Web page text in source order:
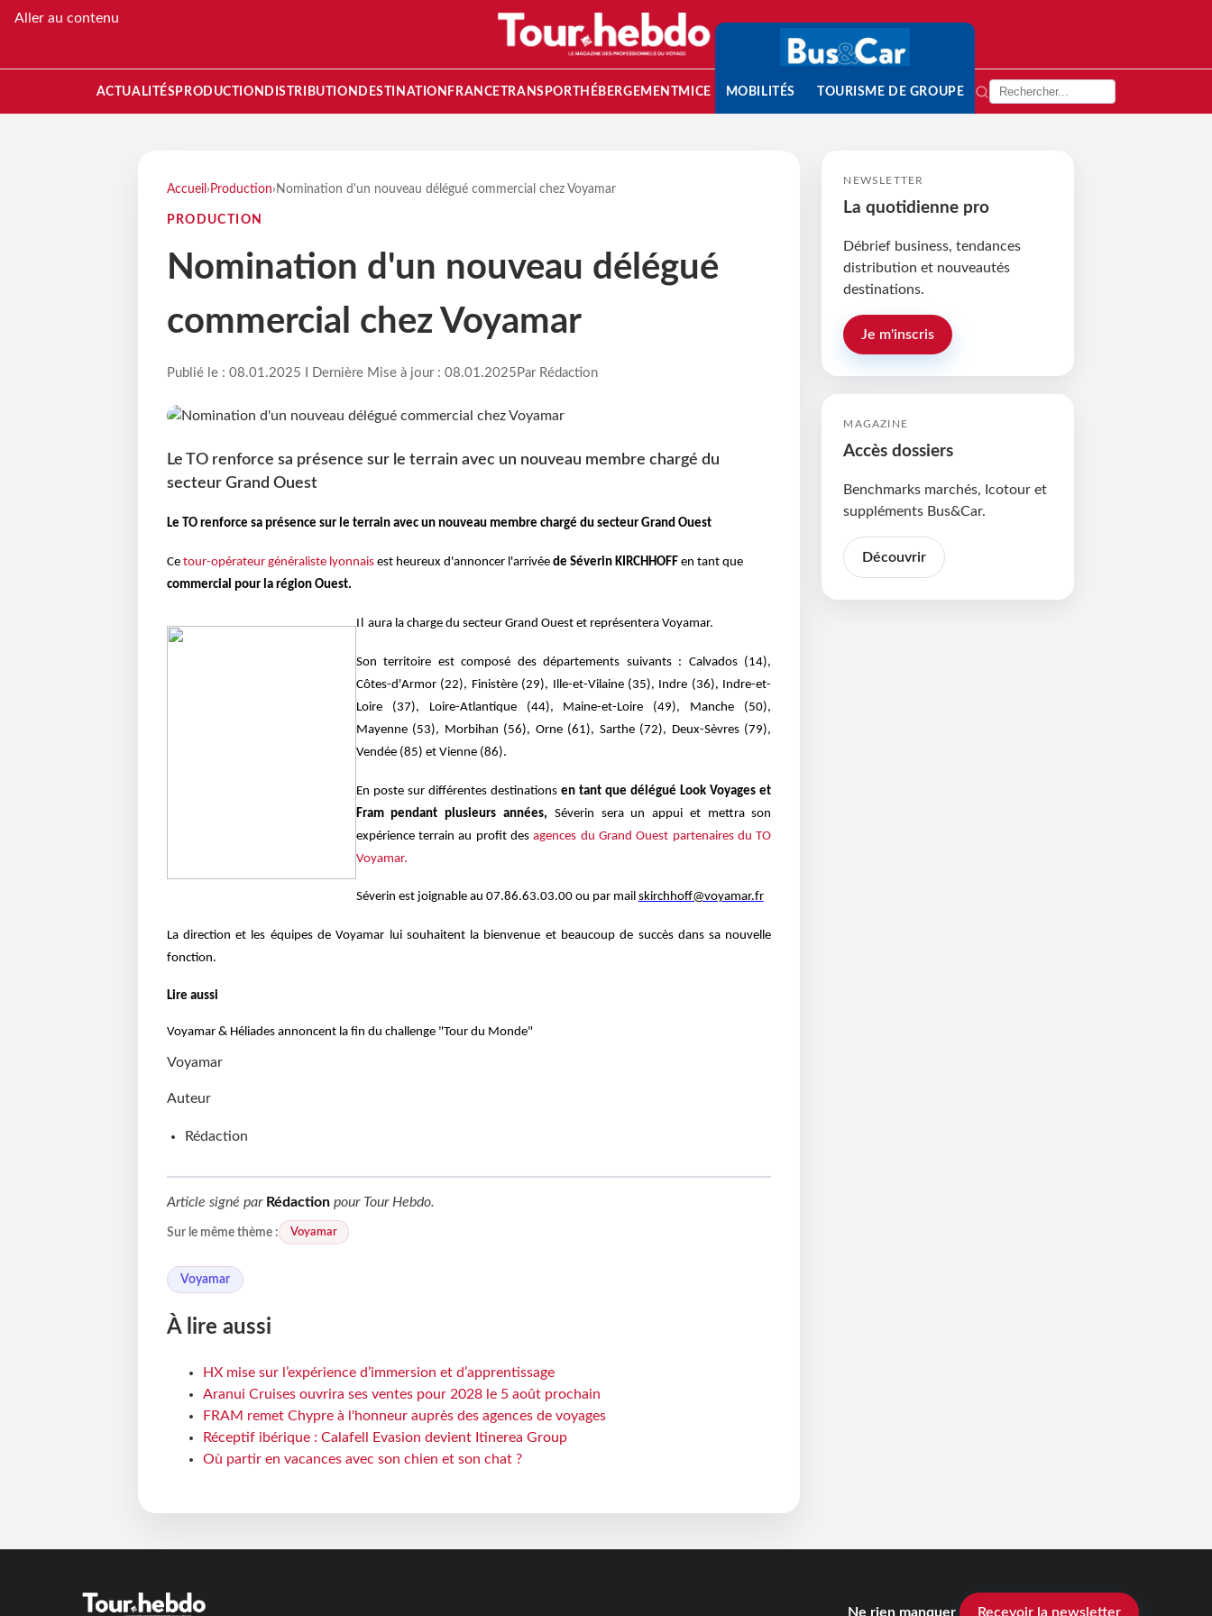
Aller au contenu
ACTUALITÉS PRODUCTION DISTRIBUTION DESTINATION FRANCETRANSPORT HÉBERGEMENTMICE MOBILITÉS TOURISME DE GROUPE
Accueil › Production› Nomination d'un nouveau délégué commercial chez Voyamar
PRODUCTION
Nomination d'un nouveau délégué
commercial chez Voyamar
Publié le : 08.01.2025 I Dernière Mise à jour : 08.01.2025 Par Rédaction
Le TO renforce sa présence sur le terrain avec un nouveau membre chargé du
secteur Grand Ouest
Le TO renforce sa présence sur le terrain avec un nouveau membre chargé du secteur Grand Ouest
Ce tour-opérateur généraliste lyonnaisest heureux d'annoncer l'arrivée de Séverin KIRCHHOFF en tant que
commercial pour la région Ouest.
Il aura la charge du secteur Grand Ouest et représentera Voyamar.
Son territoire est composé des départements suivants : Calvados (14),
Côtes-d'Armor (22), Finistère (29), Ille-et-Vilaine (35), Indre (36), Indre-et-
Loire (37), Loire-Atlantique (44), Maine-et-Loire (49), Manche (50),
Mayenne (53), Morbihan (56), Orne (61), Sarthe (72), Deux-Sèvres (79),
Vendée (85) et Vienne (86).
En poste sur différentes destinations en tant que délégué Look Voyages et
Fram pendant plusieurs années, Séverin sera un appui et mettra son
expérience terrain au profit des agences du Grand Ouest partenaires du TO
Voyamar.
Séverin est joignable au 07.86.63.03.00 ou par mail skirchhoff@voyamar.fr
La direction et les équipes de Voyamar lui souhaitent la bienvenue et beaucoup de succès dans sa nouvelle
fonction.
Lire aussi
Voyamar & Héliades annoncent la fin du challenge "Tour du Monde"
Voyamar
Auteur
Rédaction
Article signé par Rédactionpour Tour Hebdo.
Sur le même thème : Voyamar
Voyamar
À lire aussi
HX mise sur l’expérience d’immersion et d’apprentissage
Aranui Cruises ouvrira ses ventes pour 2028 le 5 août prochain
FRAM remet Chypre à l'honneur auprès des agences de voyages
Réceptif ibérique : Calafell Evasion devient Itinerea Group
Où partir en vacances avec son chien et son chat ?
NEWSLETTER
La quotidienne pro
Débrief business, tendances
distribution et nouveautés
destinations.
Je m'inscris
MAGAZINE
Accès dossiers
Benchmarks marchés, Icotour et
suppléments Bus&Car.
Découvrir
Ne rien manquer Recevoir la newsletter